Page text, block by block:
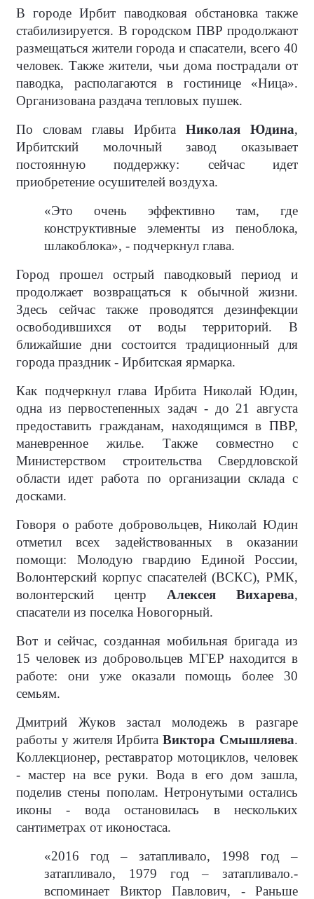
В городе Ирбит паводковая обстановка также
стабилизируется. В городском ПВР продолжают
размещаться жители города и спасатели, всего 40
человек. Также жители, чьи дома пострадали от
паводка, располагаются в гостинице «Ница».
Организована раздача тепловых пушек.
По словам главы Ирбита Николая Юдина,
Ирбитский молочный завод оказывает
постоянную поддержку: сейчас идет
приобретение осушителей воздуха.
«Это очень эффективно там, где
конструктивные элементы из пеноблока,
шлакоблока», - подчеркнул глава.
Город прошел острый паводковый период и
продолжает возвращаться к обычной жизни.
Здесь сейчас также проводятся дезинфекции
освободившихся от воды территорий. В
ближайшие дни состоится традиционный для
города праздник - Ирбитская ярмарка.
Как подчеркнул глава Ирбита Николай Юдин,
одна из первостепенных задач - до 21 августа
предоставить гражданам, находящимся в ПВР,
маневренное жилье. Также совместно с
Министерством строительства Свердловской
области идет работа по организации склада с
досками.
Говоря о работе добровольцев, Николай Юдин
отметил всех задействованных в оказании
помощи: Молодую гвардию Единой России,
Волонтерский корпус спасателей (ВСКС), РМК,
волонтерский центр Алексея Вихарева,
спасатели из поселка Новогорный.
Вот и сейчас, созданная мобильная бригада из
15 человек из добровольцев МГЕР находится в
работе: они уже оказали помощь более 30
семьям.
Дмитрий Жуков застал молодежь в разгаре
работы у жителя ИрбитаВиктора Смышляева.
Коллекционер, реставратор мотоциклов, человек
- мастер на все руки. Вода в его дом зашла,
поделив стены пополам. Нетронутыми остались
иконы - вода остановилась в нескольких
сантиметрах от иконостаса.
«2016 год – затапливало, 1998 год –
затапливало, 1979 год – затапливало.-
вспоминает Виктор Павлович, - Раньше